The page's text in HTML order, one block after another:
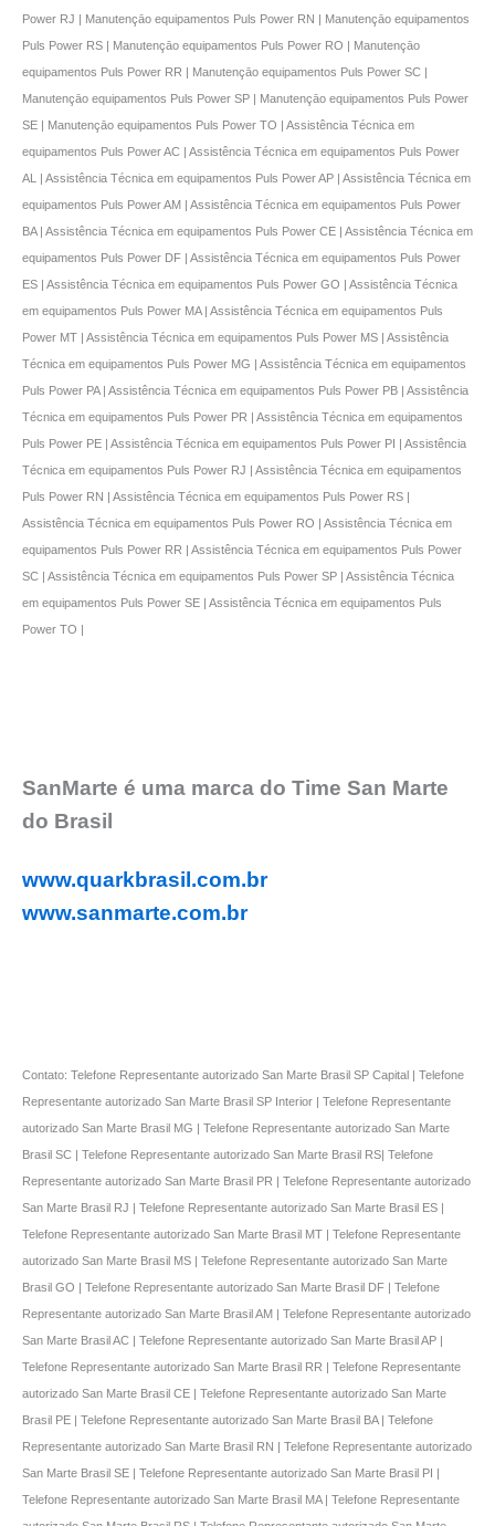
Power RJ | Manutençāo equipamentos Puls Power RN | Manutençāo equipamentos
Puls Power RS | Manutençāo equipamentos Puls Power RO | Manutençāo
equipamentos Puls Power RR | Manutençāo equipamentos Puls Power SC |
Manutençāo equipamentos Puls Power SP | Manutençāo equipamentos Puls Power
SE | Manutençāo equipamentos Puls Power TO | Assistência Técnica em
equipamentos Puls Power AC | Assistência Técnica em equipamentos Puls Power
AL | Assistência Técnica em equipamentos Puls Power AP | Assistência Técnica em
equipamentos Puls Power AM | Assistência Técnica em equipamentos Puls Power
BA | Assistência Técnica em equipamentos Puls Power CE | Assistência Técnica em
equipamentos Puls Power DF | Assistência Técnica em equipamentos Puls Power
ES | Assistência Técnica em equipamentos Puls Power GO | Assistência Técnica
em equipamentos Puls Power MA | Assistência Técnica em equipamentos Puls
Power MT | Assistência Técnica em equipamentos Puls Power MS | Assistência
Técnica em equipamentos Puls Power MG | Assistência Técnica em equipamentos
Puls Power PA | Assistência Técnica em equipamentos Puls Power PB | Assistência
Técnica em equipamentos Puls Power PR | Assistência Técnica em equipamentos
Puls Power PE | Assistência Técnica em equipamentos Puls Power PI | Assistência
Técnica em equipamentos Puls Power RJ | Assistência Técnica em equipamentos
Puls Power RN | Assistência Técnica em equipamentos Puls Power RS |
Assistência Técnica em equipamentos Puls Power RO | Assistência Técnica em
equipamentos Puls Power RR | Assistência Técnica em equipamentos Puls Power
SC | Assistência Técnica em equipamentos Puls Power SP | Assistência Técnica
em equipamentos Puls Power SE | Assistência Técnica em equipamentos Puls
Power TO |
SanMarte é uma marca do Time San Marte
do Brasil
www.quarkbrasil.com.br
www.sanmarte.com.br
Contato: Telefone Representante autorizado San Marte Brasil SP Capital | Telefone
Representante autorizado San Marte Brasil SP Interior | Telefone Representante
autorizado San Marte Brasil MG | Telefone Representante autorizado San Marte
Brasil SC | Telefone Representante autorizado San Marte Brasil RS| Telefone
Representante autorizado San Marte Brasil PR | Telefone Representante autorizado
San Marte Brasil RJ | Telefone Representante autorizado San Marte Brasil ES |
Telefone Representante autorizado San Marte Brasil MT | Telefone Representante
autorizado San Marte Brasil MS | Telefone Representante autorizado San Marte
Brasil GO | Telefone Representante autorizado San Marte Brasil DF | Telefone
Representante autorizado San Marte Brasil AM | Telefone Representante autorizado
San Marte Brasil AC | Telefone Representante autorizado San Marte Brasil AP |
Telefone Representante autorizado San Marte Brasil RR | Telefone Representante
autorizado San Marte Brasil CE | Telefone Representante autorizado San Marte
Brasil PE | Telefone Representante autorizado San Marte Brasil BA | Telefone
Representante autorizado San Marte Brasil RN | Telefone Representante autorizado
San Marte Brasil SE | Telefone Representante autorizado San Marte Brasil PI |
Telefone Representante autorizado San Marte Brasil MA | Telefone Representante